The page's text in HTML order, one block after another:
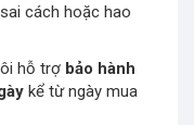
cách hoặc hao
hỗ trợ bảo hành
kể từ ngày mua